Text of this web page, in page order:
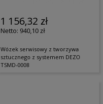
1 156,32 zł
940,10 zł
Wózek serwisowy z tworzywa
sztucznego z systemem DEZO
TSMD-0008